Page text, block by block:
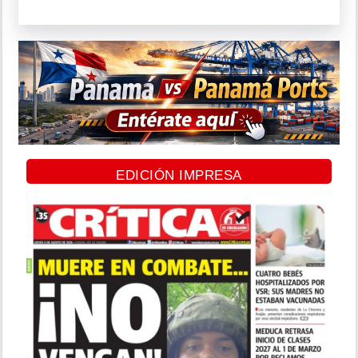
EDICIÓN IMPRESA